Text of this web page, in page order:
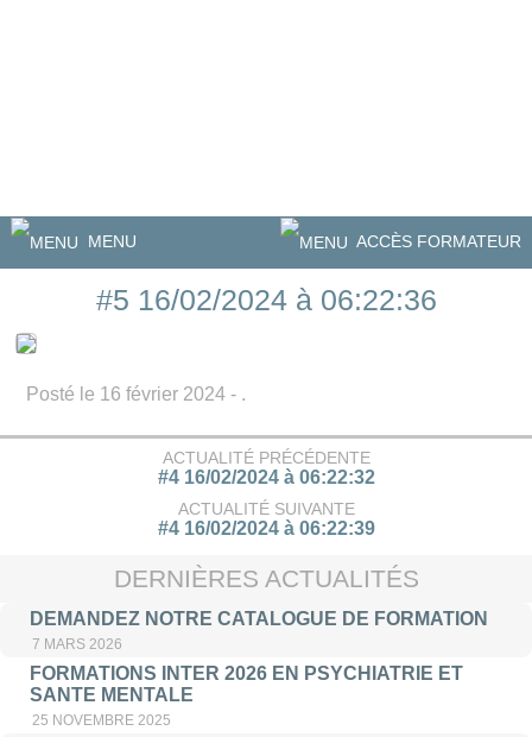
MENU ACCÈS FORMATEUR
#5 16/02/2024 à 06:22:36
Posté le 16 février 2024 - .
ACTUALITÉ PRÉCÉDENTE
#4 16/02/2024 à 06:22:32
ACTUALITÉ SUIVANTE
#4 16/02/2024 à 06:22:39
DERNIÈRES ACTUALITÉS
DEMANDEZ NOTRE CATALOGUE DE FORMATION
7 MARS 2026
FORMATIONS INTER 2026 EN PSYCHIATRIE ET
SANTE MENTALE
25 NOVEMBRE 2025